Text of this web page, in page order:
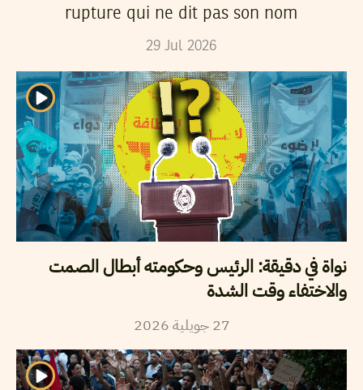
rupture qui ne dit pas son nom
29 Jul 2026
نواة في دقيقة: الرئيس وحكومته أبطال الصمت
والاختفاء وقت الشدة
27 جويلية2026